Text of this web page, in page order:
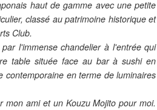
haut de gamme avec une petite
classé au patrimoine historique et
Club.
l'immense chandelier à l'entrée qui
table située face au bar à sushi en
contemporaine en terme de luminaires
mon ami et un Kouzu Mojito pour moi.